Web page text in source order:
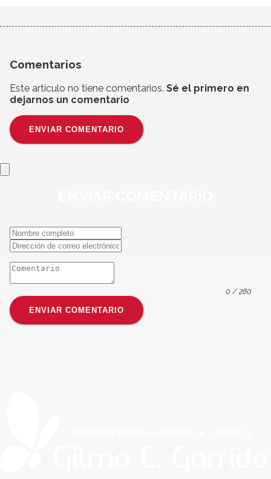
Comentarios
Este articulo no tiene comentarios. Sé el primero en
dejarnos un comentario
ENVIAR COMENTARIO
0 / 280
ENVIAR COMENTARIO